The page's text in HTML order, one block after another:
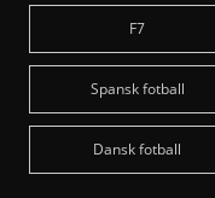
F7
Spansk fotball
Dansk fotball